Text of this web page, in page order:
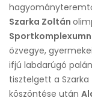
Szarka Zoltán
özvegye,
ifjú labdarúgó
tisztelgett a
köszöntése után